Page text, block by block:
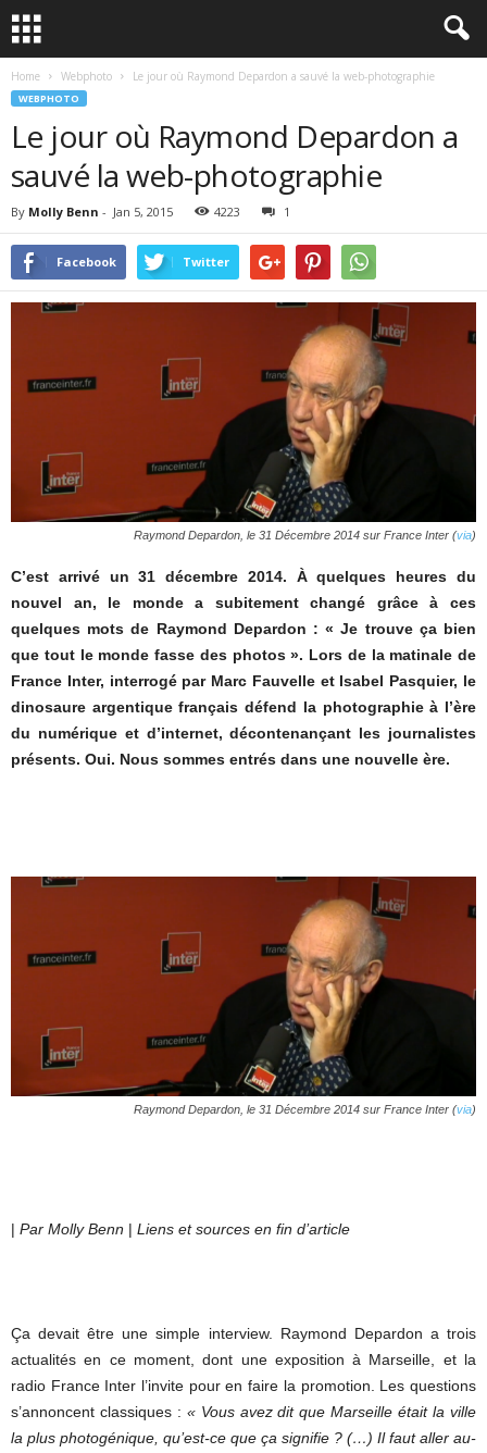
Home Webphoto Le jour où Raymond Depardon a sauvé la web-photographie
WEBPHOTO
Le jour où Raymond Depardon a
sauvé la web-photographie
By Molly Benn - Jan 5, 2015 4223 1
Facebook Twitter
Raymond Depardon, le 31 Décembre 2014 sur France Inter (via)
C’est arrivé un 31 décembre 2014. À quelques heures du
nouvel an, le monde a subitement changé grâce à ces
quelques mots de Raymond Depardon : « Je trouve ça bien
que tout le monde fasse des photos ». Lors de la matinale de
France Inter, interrogé par Marc Fauvelle et Isabel Pasquier, le
dinosaure argentique français défend la photographie à l’ère
du numérique et d’internet, décontenançant les journalistes
présents. Oui. Nous sommes entrés dans une nouvelle ère.
Raymond Depardon, le 31 Décembre 2014 sur France Inter (via)
| Par Molly Benn | Liens et sources en fin d’article
Ça devait être une simple interview. Raymond Depardon a trois
actualités en ce moment, dont une exposition à Marseille, et la
radio France Inter l’invite pour en faire la promotion. Les questions
s’annoncent classiques : « Vous avez dit que Marseille était la ville
la plus photogénique, qu’est-ce que ça signifie ? (…) Il faut aller au-